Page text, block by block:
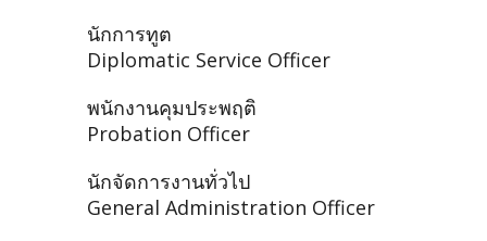
นักการทูต
Diplomatic Service Officer
พนักงานคุมประพฤติ
Probation Officer
นักจัดการงานทั่วไป
General Administration Officer